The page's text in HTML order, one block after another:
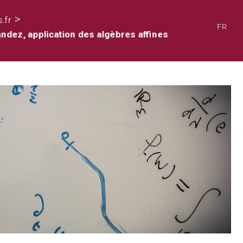
>
application des algèbres affines
FR